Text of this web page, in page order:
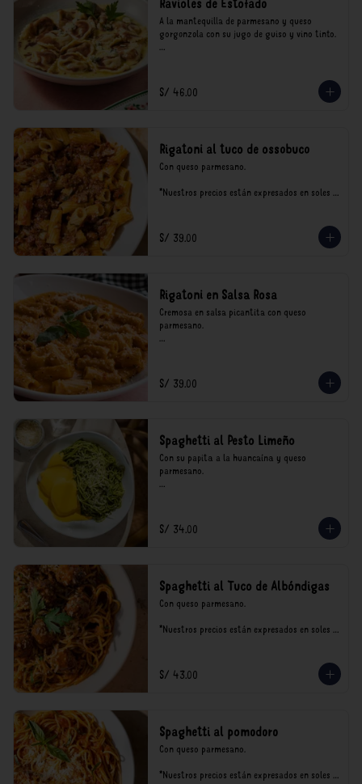
A la mantequilla de parmesano y queso
gorgonzola con su jugo de guiso y vino tinto.
consumo.
S/ 46.00
Rigatoni al tuco de ossobuco
Con queso parmesano.
*Nuestros precios están expresados en soles e
S/ 39.00
Rigatoni en Salsa Rosa
Cremosa en salsa picantita con queso
parmesano.
consumo.
S/ 39.00
Spaghetti al Pesto Limeño
Con su papita a la huancaína y queso
parmesano.
consumo.
S/ 34.00
Spaghetti al Tuco de Albóndigas
Con queso parmesano.
*Nuestros precios están expresados en soles e
S/ 43.00
Spaghetti al pomodoro
Con queso parmesano.
*Nuestros precios están expresados en soles e